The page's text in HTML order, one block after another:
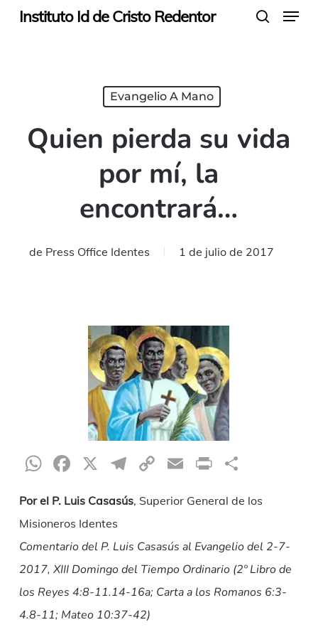
SkipInstituto Id de Cristo Redentor Menu
Evangelio A Mano
Quien pierda su vida
por mí, la
encontrará…
de Press Office Identes 1 de julio de 2017
WhatsApp
Facebook
X Telegram
CopyEmailPrint
Por el P. Luis Casasús, Superior General de los
Misioneros Identes
Comentario del P. Luis Casasús al Evangelio del 2-7-
2017, XIII Domingo del Tiempo Ordinario (2º Libro de
los Reyes 4:8-11.14-16a; Carta a los Romanos 6:3-
4.8-11; Mateo 10:37-42)